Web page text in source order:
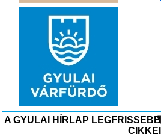
A GYULAI HÍRLAP LEGFRISSEBB
CIKKEI